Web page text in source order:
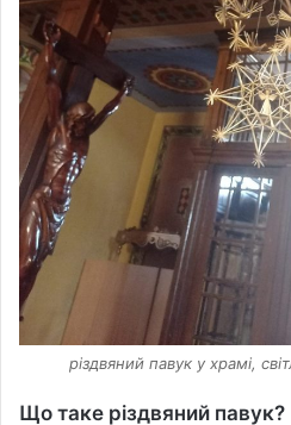
різдвяний павук у храмі,
Що таке різдвяний павук?